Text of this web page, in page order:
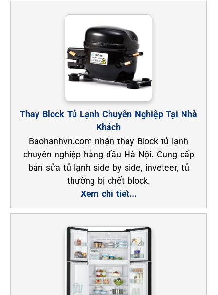
Thay Block Tủ Lạnh Chuyên Nghiệp Tại Nhà
Khách
Baohanhvn.com nhận thay Block tủ lạnh
chuyên nghiệp hàng đầu Hà Nội. Cung cấp
bán sửa tủ lạnh side by side, inveteer, tủ
thường bị chết block.
Xem chi tiết...